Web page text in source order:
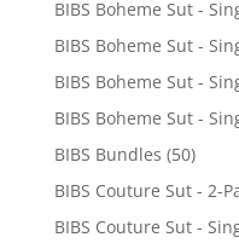
BIBS Boheme Sut -
BIBS Boheme Sut -
BIBS Boheme Sut -
BIBS Boheme Sut -
BIBS Bundles (50)
BIBS Couture Sut - 2-
BIBS Couture Sut -